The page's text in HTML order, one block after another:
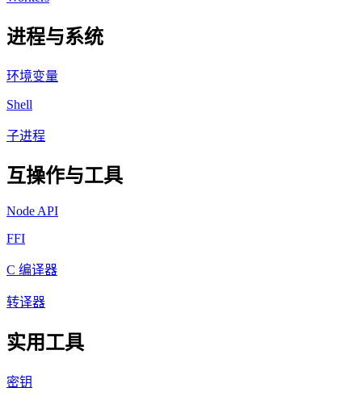
进程与系统
环境变量
Shell
子进程
互操作与工具
Node API
FFI
C 编译器
转译器
实用工具
密钥